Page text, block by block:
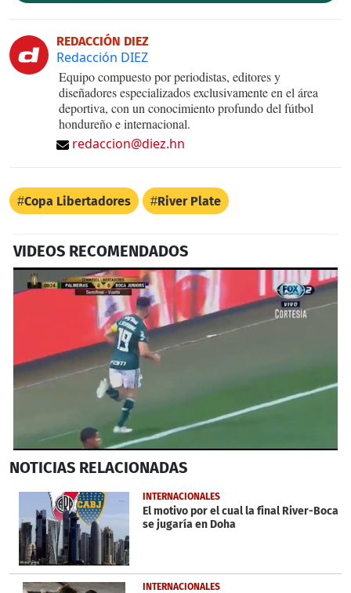
REDACCIÓN DIEZ
Redacción DIEZ
Equipo compuesto por periodistas, editores y
diseñadores especializados exclusivamente en el área
deportiva, con un conocimiento profundo del fútbol
hondureño e internacional.
redaccion@diez.hn
Copa Libertadores River Plate
VIDEOS RECOMENDADOS
seconds
1
minute,
52
seconds
NOTICIAS RELACIONADAS
INTERNACIONALES
El motivo por el cual la final River-Boca
se jugaría en Doha
INTERNACIONALES